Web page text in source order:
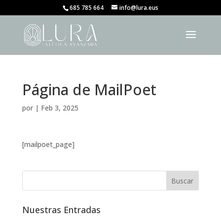
685 785 664 info@lura.eus
Página de MailPoet
por | Feb 3, 2025
[mailpoet_page]
Nuestras Entradas